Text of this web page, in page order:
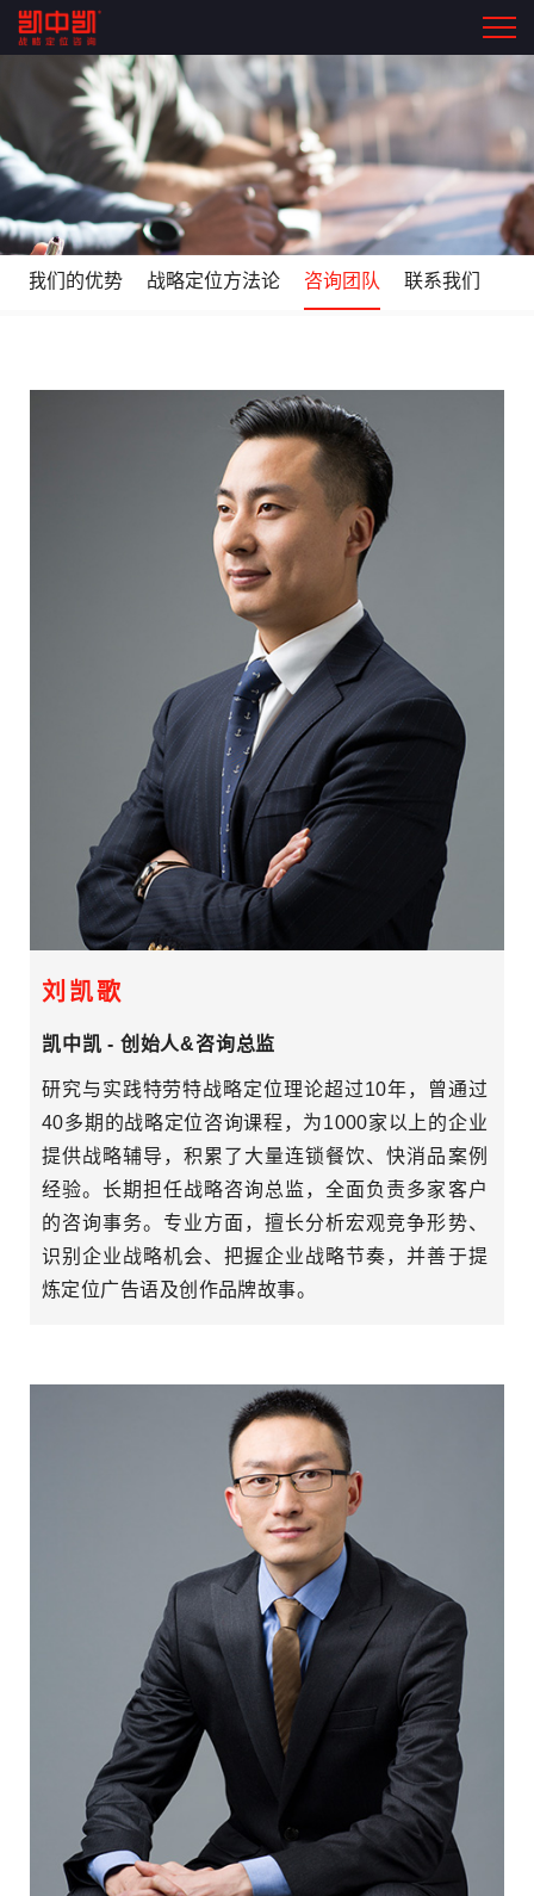
我们的优势 战略定位方法论 咨询团队 联系我们
刘凯歌
凯中凯 - 创始人&咨询总监
研究与实践特劳特战略定位理论超过10年，曾通过
40多期的战略定位咨询课程，为1000家以上的企业
提供战略辅导，积累了大量连锁餐饮、快消品案例
经验。长期担任战略咨询总监，全面负责多家客户
的咨询事务。专业方面，擅长分析宏观竞争形势、
识别企业战略机会、把握企业战略节奏，并善于提
炼定位广告语及创作品牌故事。